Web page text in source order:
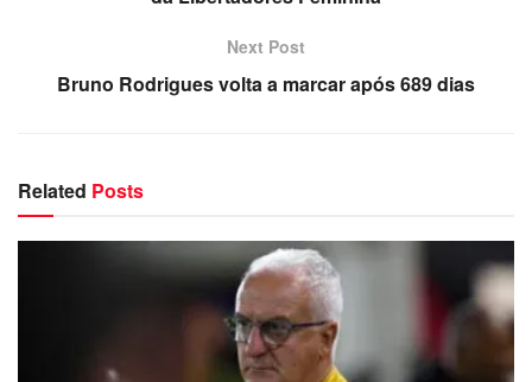
Next Post
Bruno Rodrigues volta a marcar após 689 dias
Related Posts